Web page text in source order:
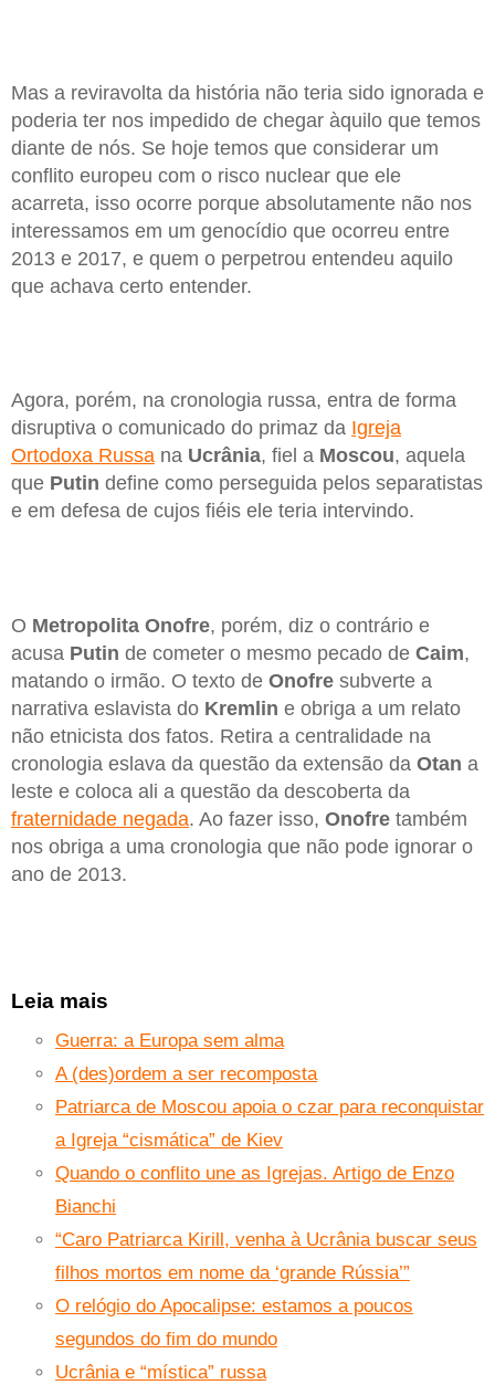
Mas a reviravolta da história não teria sido ignorada e
poderia ter nos impedido de chegar àquilo que temos
diante de nós. Se hoje temos que considerar um
conflito europeu com o risco nuclear que ele
acarreta, isso ocorre porque absolutamente não nos
interessamos em um genocídio que ocorreu entre
2013 e 2017, e quem o perpetrou entendeu aquilo
que achava certo entender.
Agora, porém, na cronologia russa, entra de forma
disruptiva o comunicado do primaz da Igreja
Ortodoxa Russa na Ucrânia, fiel a Moscou, aquela
que Putin define como perseguida pelos separatistas
e em defesa de cujos fiéis ele teria intervindo.
O Metropolita Onofre, porém, diz o contrário e
acusa Putin de cometer o mesmo pecado de Caim,
matando o irmão. O texto de Onofre subverte a
narrativa eslavista do Kremlin e obriga a um relato
não etnicista dos fatos. Retira a centralidade na
cronologia eslava da questão da extensão da Otan a
leste e coloca ali a questão da descoberta da
fraternidade negada. Ao fazer isso, Onofre também
nos obriga a uma cronologia que não pode ignorar o
ano de 2013.
Leia mais
Guerra: a Europa sem alma
A (des)ordem a ser recomposta
Patriarca de Moscou apoia o czar para reconquistar
a Igreja “cismática” de Kiev
Quando o conflito une as Igrejas. Artigo de Enzo
Bianchi
“Caro Patriarca Kirill, venha à Ucrânia buscar seus
filhos mortos em nome da ‘grande Rússia’”
O relógio do Apocalipse: estamos a poucos
segundos do fim do mundo
Ucrânia e “mística” russa